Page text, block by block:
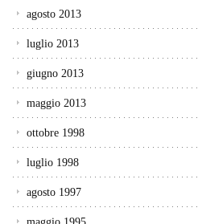
agosto 2013
luglio 2013
giugno 2013
maggio 2013
ottobre 1998
luglio 1998
agosto 1997